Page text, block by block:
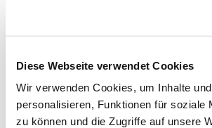
Diese Webseite verwendet Cookies
Wir verwenden Cookies, um Inhalte
personalisieren, Funktionen für soziale
zu können und die Zugriffe auf unsere
Judith Mageney-
Ausschüsse und
Diakonieausschuss
Ausschuss für Theologie, Gottesdienst
(Vorsitzende)